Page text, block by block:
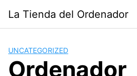
contenido
La Tienda del Ordenador
UNCATEGORIZED
Ordenador